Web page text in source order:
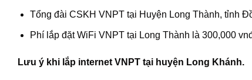
Tổng đài CSKH VNPT tại Huyện Long Thành, tỉnh
Phí lắp đặt WiFi VNPT tại Long Thành là 300,000
Lưu ý khi lắp internet VNPT tại huyện Long Khánh.